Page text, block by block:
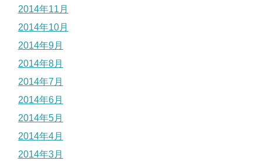
2014年11月
2014年10月
2014年9月
2014年8月
2014年7月
2014年6月
2014年5月
2014年4月
2014年3月